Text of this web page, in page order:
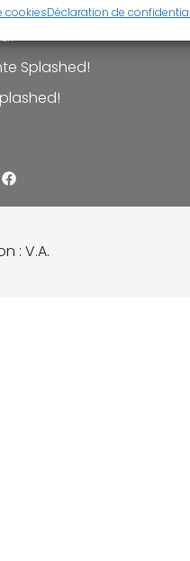
cookiesDéclaration de
Splashed!
: V.A.